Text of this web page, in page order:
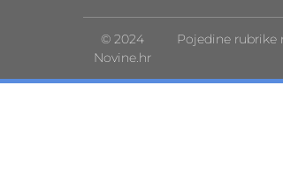
© 2024
Novine.hr
Pojedine rubrike